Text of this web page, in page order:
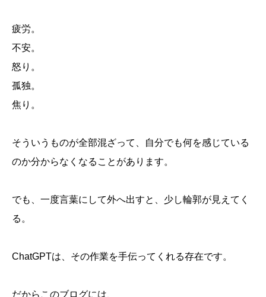
疲労。
不安。
怒り。
孤独。
焦り。
そういうものが全部混ざって、自分でも何を感じている
のか分からなくなることがあります。
でも、一度言葉にして外へ出すと、少し輪郭が見えてく
る。
ChatGPTは、その作業を手伝ってくれる存在です。
だからこのブログには、